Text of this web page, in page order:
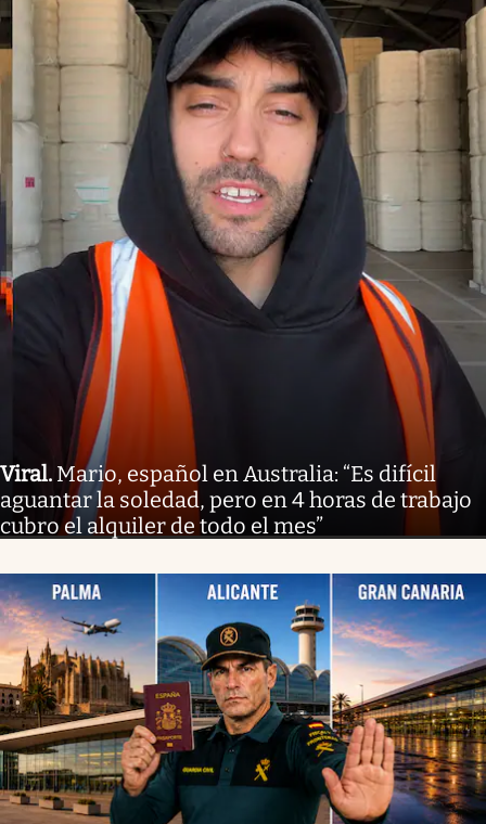
Viral. Mario, español en Australia: “Es difícil
aguantar la soledad, pero en 4 horas de trabajo
cubro el alquiler de todo el mes”